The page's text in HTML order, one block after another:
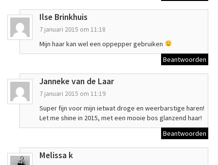
Ilse Brinkhuis
7 januari 2015 om 11:18
Mijn haar kan wel een oppepper gebruiken
Beantwoorden
Janneke van de Laar
7 januari 2015 om 11:19
Super fijn voor mijn ietwat droge en weerbarstige haren!
Let me shine in 2015, met een mooie bos glanzend haar!
Beantwoorden
Melissa k